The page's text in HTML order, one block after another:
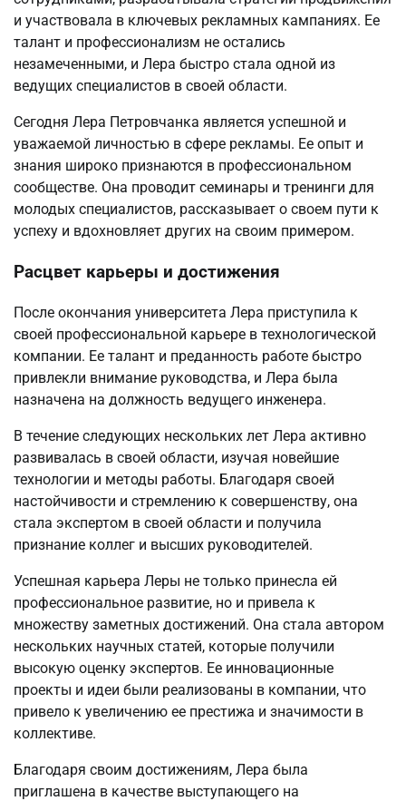
и участвовала в ключевых рекламных кампаниях. Ее
талант и профессионализм не остались
незамеченными, и Лера быстро стала одной из
ведущих специалистов в своей области.
Сегодня Лера Петровчанка является успешной и
уважаемой личностью в сфере рекламы. Ее опыт и
знания широко признаются в профессиональном
сообществе. Она проводит семинары и тренинги для
молодых специалистов, рассказывает о своем пути к
успеху и вдохновляет других на своим примером.
Расцвет карьеры и достижения
После окончания университета Лера приступила к
своей профессиональной карьере в технологической
компании. Ее талант и преданность работе быстро
привлекли внимание руководства, и Лера была
назначена на должность ведущего инженера.
В течение следующих нескольких лет Лера активно
развивалась в своей области, изучая новейшие
технологии и методы работы. Благодаря своей
настойчивости и стремлению к совершенству, она
стала экспертом в своей области и получила
признание коллег и высших руководителей.
Успешная карьера Леры не только принесла ей
профессиональное развитие, но и привела к
множеству заметных достижений. Она стала автором
нескольких научных статей, которые получили
высокую оценку экспертов. Ее инновационные
проекты и идеи были реализованы в компании, что
привело к увеличению ее престижа и значимости в
коллективе.
Благодаря своим достижениям, Лера была
приглашена в качестве выступающего на